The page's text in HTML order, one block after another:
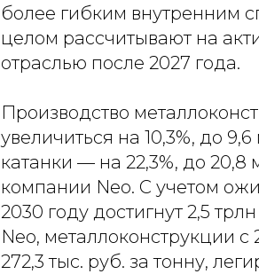
более гибким внутренним
целом рассчитывают на
отраслью после 2027 года.
Производство
увеличиться на 10,3%, до
катанки — на 22,3%, до 20,8
компании Neo. С учетом
2030 году достигнут 2,5
Neo, металлоконструкции
272,3 тыс. руб. за тонну,